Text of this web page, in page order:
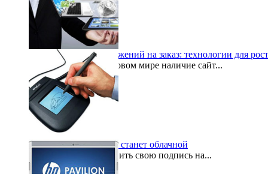
Разработка веб-приложений на заказ: технологии для
В современном цифровом мире наличие сайт...
2025-10-05
Электронная подпись станет облачной
Для того, чтобы оставить свою подпись на...
2015-10-16